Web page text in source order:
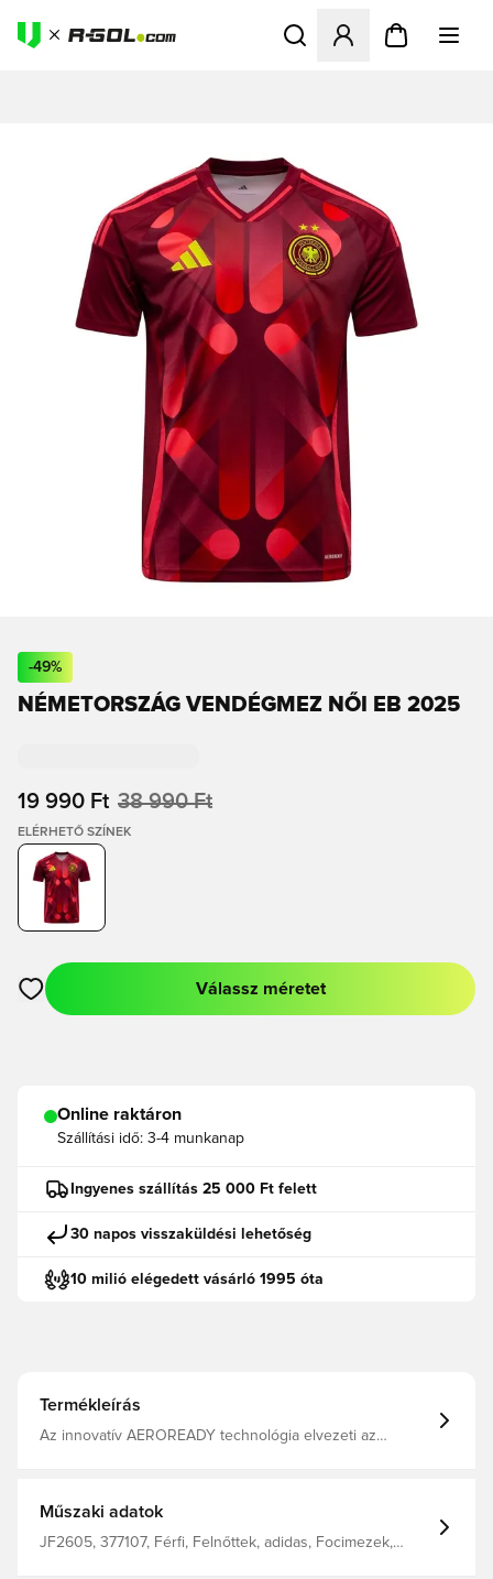
Megnyit egy modált a
-49%
NÉMETORSZÁG VENDÉGMEZ NŐI EB 2025
19 990 Ft 38 990 Ft
ELÉRHETŐ SZÍNEK
Megnyit egy modált a bejelentkezéshez vagy a tagként való
Válassz méretet
Online raktáron
Szállítási idő: 3-4 munkanap
Ingyenes szállítás 25 000 Ft felett
30 napos visszaküldési lehetőség
10 milió elégedett vásárló 1995 óta
Termékleírás
Az innovatív AEROREADY technológia elvezeti az
Műszaki adatok
JF2605, 377107, Férfi, Felnőttek, adidas, Focimezek,